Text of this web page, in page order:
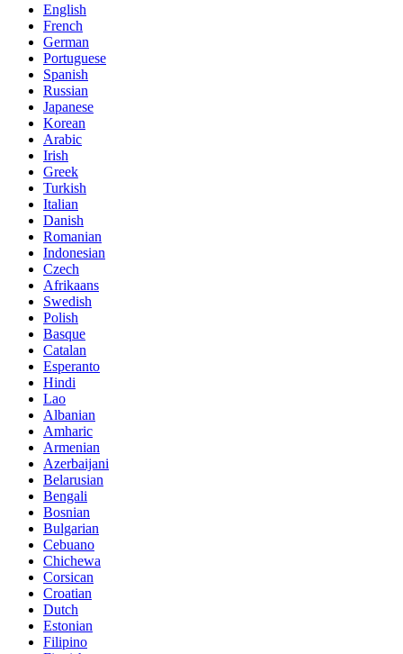
English
French
German
Portuguese
Spanish
Russian
Japanese
Korean
Arabic
Irish
Greek
Turkish
Italian
Danish
Romanian
Indonesian
Czech
Afrikaans
Swedish
Polish
Basque
Catalan
Esperanto
Hindi
Lao
Albanian
Amharic
Armenian
Azerbaijani
Belarusian
Bengali
Bosnian
Bulgarian
Cebuano
Chichewa
Corsican
Croatian
Dutch
Estonian
Filipino